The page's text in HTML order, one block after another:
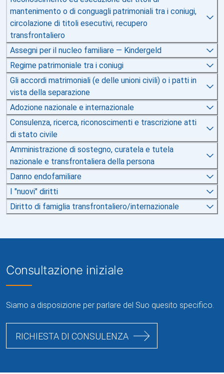
mantenimento o di conguagli patrimoniali tra i coniugi,
circolazione di titoli esecutivi, recupero
transfrontaliero
Assegni per il nucleo familiare — Kindergeld
Regime patrimoniale tra i coniugi
Gli accordi matrimoniali (e delle unioni civili) o i patti in
vista della separazione
Adozione nazionale e internazionale
Consulenza, ricerca, riconoscimenti e trascrizione atti
di stato civile
Amministrazione di sostegno, curatela e tutela
nazionale e transfrontaliera della persona
Danno endofamiliare
I "nuovi" diritti
Diritto di famiglia transfrontaliero/internazionale
Consultazione iniziale
Siamo a disposizione per parlare del Suo quesito specifico.
RICHIESTA DI CONSULENZA